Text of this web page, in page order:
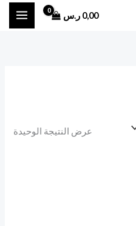
0,00 ر.س
عرض النتيجة الوحيدة